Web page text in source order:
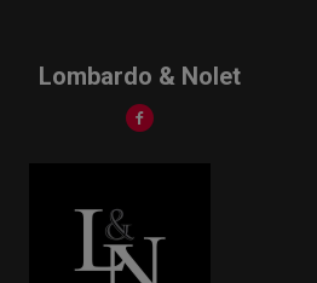
Lombardo & Nolet